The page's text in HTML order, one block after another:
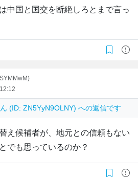
中国と国交を断絶しろとまで言っ
(ID: ZN5YyN9OLNY) への返信です
え候補者が、地元との信頼もない
でも思っているのか？